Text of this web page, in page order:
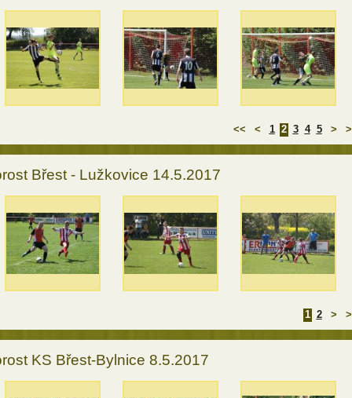
<< < 1 2 3 4 5 >
Břest - Lužkovice 14.5.2017
1 2 >
KS Břest-Bylnice 8.5.2017